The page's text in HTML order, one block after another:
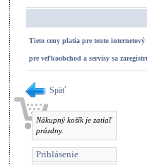
Tieto ceny platia pre tento internetový
pre veľkoobchod a servisy sa
Späť
Nákupný košík je zatiaľ
prázdny.
Prihlásenie